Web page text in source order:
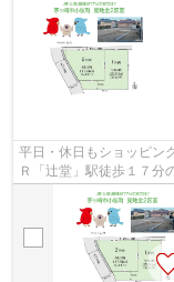
平日・休日もショッピン
Ｒ「辻堂」駅徒歩１７
で、理想のマイホームが